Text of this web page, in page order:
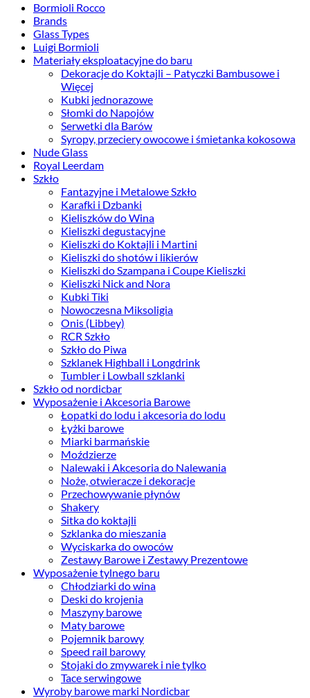
Bormioli Rocco
Brands
Glass Types
Luigi Bormioli
Materiały eksploatacyjne do baru
Dekoracje do Koktajli – Patyczki Bambusowe i
Więcej
Kubki jednorazowe
Słomki do Napojów
Serwetki dla Barów
Syropy, przeciery owocowe i śmietanka kokosowa
Nude Glass
Royal Leerdam
Szkło
Fantazyjne i Metalowe Szkło
Karafki i Dzbanki
Kieliszków do Wina
Kieliszki degustacyjne
Kieliszki do Koktajli i Martini
Kieliszki do shotów i likierów
Kieliszki do Szampana i Coupe Kieliszki
Kieliszki Nick and Nora
Kubki Tiki
Nowoczesna Miksoligia
Onis (Libbey)
RCR Szkło
Szkło do Piwa
Szklanek Highball i Longdrink
Tumbler i Lowball szklanki
Szkło od nordicbar
Wyposażenie i Akcesoria Barowe
Łopatki do lodu i akcesoria do lodu
Łyżki barowe
Miarki barmańskie
Moździerze
Nalewaki i Akcesoria do Nalewania
Noże, otwieracze i dekoracje
Przechowywanie płynów
Shakery
Sitka do koktajli
Szklanka do mieszania
Wyciskarka do owoców
Zestawy Barowe i Zestawy Prezentowe
Wyposażenie tylnego baru
Chłodziarki do wina
Deski do krojenia
Maszyny barowe
Maty barowe
Pojemnik barowy
Speed rail barowy
Stojaki do zmywarek i nie tylko
Tace serwingowe
Wyroby barowe marki Nordicbar